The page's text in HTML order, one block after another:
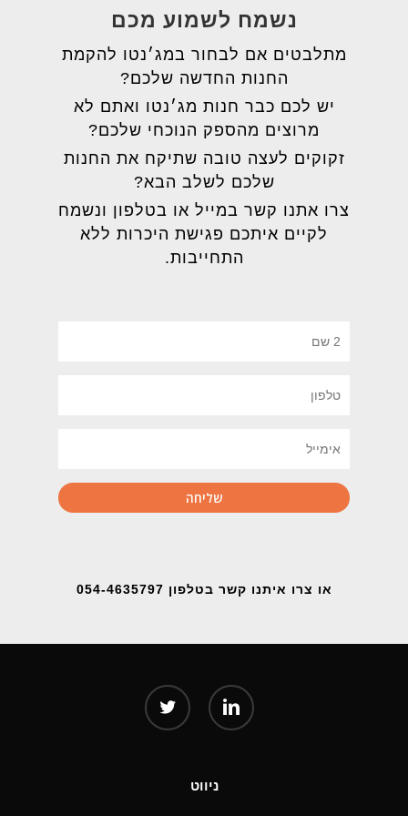
נשמח לשמוע מכם
מתלבטים אם לבחור במג׳נטו להקמת
החנות החדשה שלכם?
יש לכם כבר חנות מג׳נטו ואתם לא
מרוצים מהספק הנוכחי שלכם?
זקוקים לעצה טובה שתיקח את החנות
שלכם לשלב הבא?
צרו אתנו קשר במייל או בטלפון ונשמח
לקיים איתכם פגישת היכרות ללא
התחייבות.
או צרו איתנו קשר בטלפון 054-4635797
twitter linkedin
ניווט